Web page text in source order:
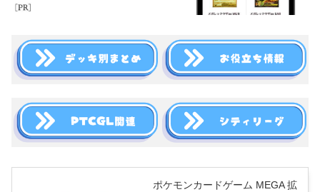
ポケモンカードゲーム MEGA 拡